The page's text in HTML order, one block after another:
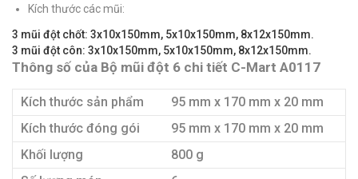
Kích thước các mũi:
3 mũi đột chốt: 3x10x150mm, 5x10x150mm, 8x12x150mm.
3 mũi đột côn: 3x10x150mm, 5x10x150mm, 8x12x150mm.
Thông số của Bộ mũi đột 6 chi tiết C-Mart A0117
Kích thước sản phẩm
95 mm x 170 mm x 20 mm
Kích thước đóng gói
95 mm x 170 mm x 20 mm
Khối lượng
800 g